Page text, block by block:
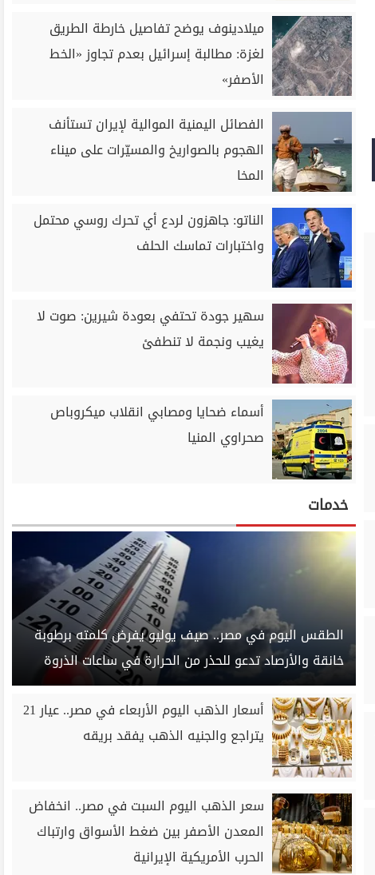
ميلادينوف يوضح تفاصيل خارطة الطريق
لغزة: مطالبة إسرائيل بعدم تجاوز «الخط
الأصفر»
الفصائل اليمنية الموالية لإيران تستأنف
الهجوم بالصواريخ والمسيّرات على ميناء
المخا
الناتو: جاهزون لردع أي تحرك روسي محتمل
واختبارات تماسك الحلف
سهير جودة تحتفي بعودة شيرين: صوت لا
يغيب ونجمة لا تنطفئ
أسماء ضحايا ومصابي انقلاب ميكروباص
صحراوي المنيا
خدمات
الطقس اليوم في مصر.. صيف يوليو يفرض كلمته برطوبة
خانقة والأرصاد تدعو للحذر من الحرارة في ساعات الذروة
أسعار الذهب اليوم الأربعاء في مصر.. عيار 21
يتراجع والجنيه الذهب يفقد بريقه
سعر الذهب اليوم السبت في مصر.. انخفاض
المعدن الأصفر بين ضغط الأسواق وارتباك
الحرب الأمريكية الإيرانية